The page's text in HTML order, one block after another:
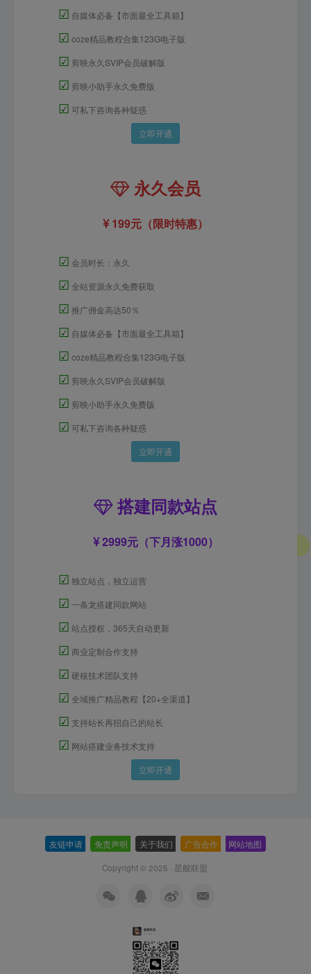
☑ 自媒体必备【市面最全工具箱】
☑ coze精品教程合集123G电子版
☑ 剪映永久SVIP会员破解版
☑ 剪映小助手永久免费版
☑ 可私下咨询各种疑惑
立即开通
永久会员
199元（限时特惠）
☑ 会员时长：永久
☑ 全站资源永久免费获取
☑ 推广佣金高达50％
☑ 自媒体必备【市面最全工具箱】
☑ coze精品教程合集123G电子版
☑ 剪映永久SVIP会员破解版
☑ 剪映小助手永久免费版
☑ 可私下咨询各种疑惑
立即开通
搭建同款站点
2999元（下月涨1000）
☑ 独立站点，独立运营
☑ 一条龙搭建同款网站
☑ 站点授权，365天自动更新
☑ 商业定制合作支持
☑ 硬核技术团队支持
☑ 全域推广精品教程【20+全渠道】
☑ 支持站长再招自己的站长
☑ 网站搭建业务技术支持
立即开通
友链申请 免责声明 关于我们 广告合作 网站地图
Copyright © 2025 · 星舰联盟